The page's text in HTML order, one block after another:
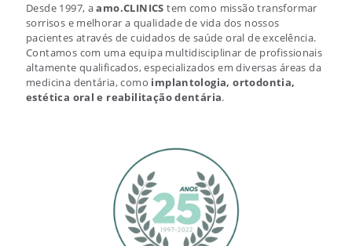
Desde 1997, aamo.CLINICS tem como missão transformar
sorrisos e melhorar a qualidade de vida dos nossos
pacientes através de cuidados de saúde oral de excelência.
Contamos com uma equipa multidisciplinar de profissionais
altamente qualificados, especializados em diversas áreas da
medicina dentária, como implantologia, ortodontia,
estética oral e reabilitação dentária.